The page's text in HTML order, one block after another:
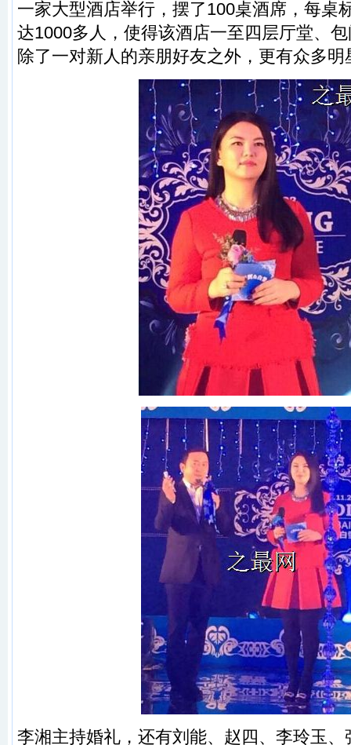
一家大型酒店举行，摆了100桌酒席，每桌
达1000多人，使得该酒店一至四层厅堂、
除了一对新人的亲朋好友之外，更有众多
李湘主持婚礼，还有刘能、赵四、李玲玉